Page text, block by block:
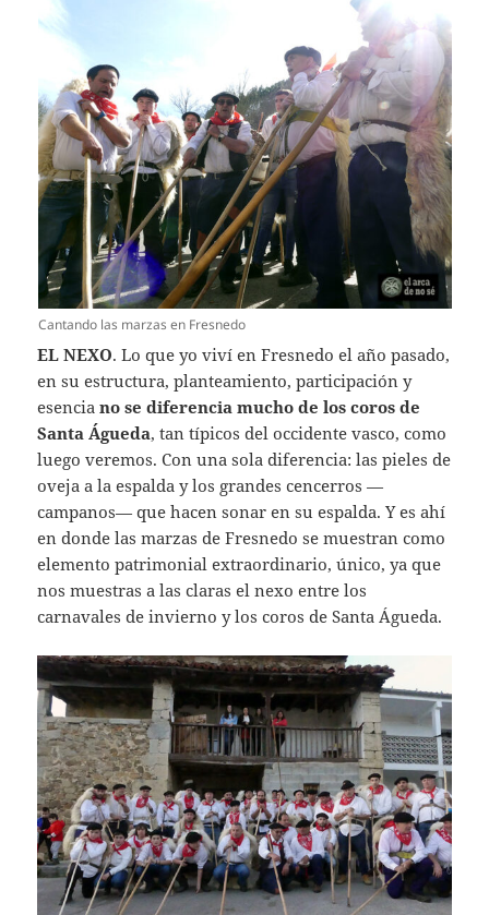
Cantando las marzas en Fresnedo
EL NEXO. Lo que yo viví en Fresnedo el año pasado,
en su estructura, planteamiento, participación y
esenciano se diferencia mucho de los coros de
Santa Águeda, tan típicos del occidente vasco, como
luego veremos. Con una sola diferencia: las pieles de
oveja a la espalda y los grandes cencerros —
campanos— que hacen sonar en su espalda. Y es ahí
en donde las marzas de Fresnedo se muestran como
elemento patrimonial extraordinario, único, ya que
nos muestras a las claras el nexo entre los
carnavales de invierno y los coros de Santa Águeda.